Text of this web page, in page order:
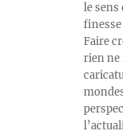
le sens
Faire
rien ne